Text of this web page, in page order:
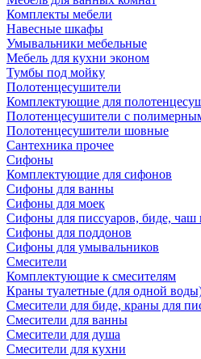
Комплекты мебели
Навесные шкафы
Умывальники мебельные
Мебель для кухни эконом
Тумбы под мойку
Полотенцесушители
Комплектующие для
Полотенцесушители с
Полотенцесушители шовные
Сантехника прочее
Сифоны
Комплектующие для сифонов
Сифоны для ванны
Сифоны для моек
Сифоны для писсуаров, биде, чаш
Сифоны для поддонов
Сифоны для умывальников
Смесители
Комплектующие к смесителям
Краны туалетные (для одной
Смесители для биде, краны для
Смесители для ванны
Смесители для душа
Смесители для кухни